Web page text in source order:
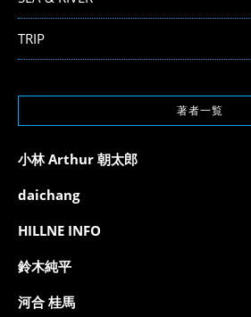
TRIP
著者一覧
小林 Arthur 朝太郎
daichang
HILLNE INFO
鈴木純平
河合 桂馬